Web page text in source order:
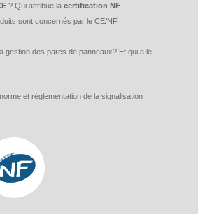
? Qui attribue la certification NF
sont concernés par le CE/NF
gestion des parcs de panneaux? Et qui a le
et réglementation de la signalisation